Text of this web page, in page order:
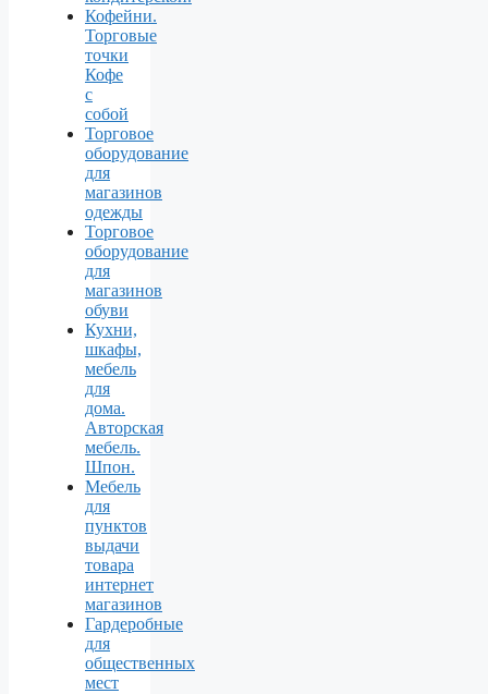
Кофейни.
Торговые
точки
Кофе
с
собой
Торговое
оборудование
для
магазинов
одежды
Торговое
оборудование
для
магазинов
обуви
Кухни,
шкафы,
мебель
для
дома.
Авторская
мебель.
Шпон.
Мебель
для
пунктов
выдачи
товара
интернет
магазинов
Гардеробные
для
общественных
мест